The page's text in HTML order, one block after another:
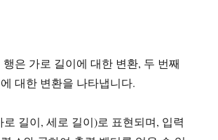
은 가로 길이에 대한 변환, 두 번째
대한 변환을 나타냅니다.
로 길이, 세로 길이)로 표현되며, 입력